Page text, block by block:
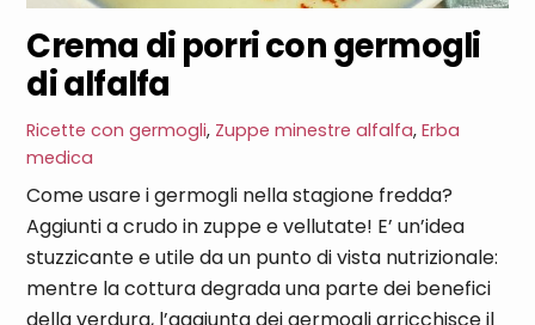
Crema di porri con germogli
di alfalfa
Ricette con germogli, Zuppe minestre alfalfa,Erba
medica
Come usare i germogli nella stagione fredda?
Aggiunti a crudo in zuppe e vellutate! E’ un’idea
stuzzicante e utile da un punto di vista nutrizionale:
mentre la cottura degrada una parte dei benefici